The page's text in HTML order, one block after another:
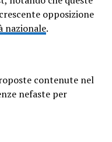
opposizione
nazionale.
contenute nel
nefaste per